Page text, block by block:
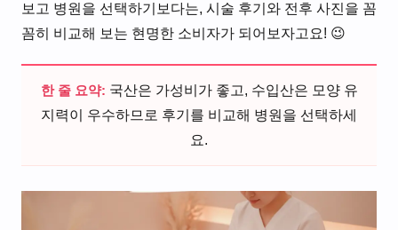
보고 병원을 선택하기보다는, 시술 후기와 전후 사진을 꼼
꼼히 비교해 보는 현명한 소비자가 되어보자고요! 😉
한 줄 요약: 국산은 가성비가 좋고, 수입산은 모양 유
지력이 우수하므로 후기를 비교해 병원을 선택하세
요.